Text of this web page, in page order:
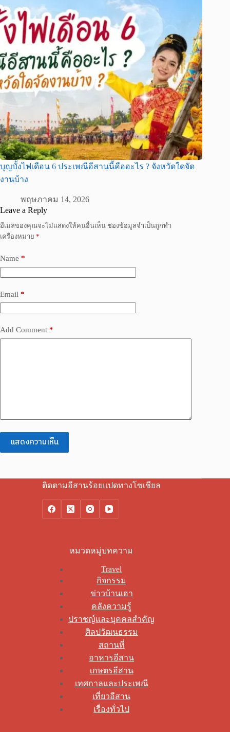
บุญบั้งไฟเดือน 6 ประเพณีอีสานนี้คืออะไร ? จังหวัดใดจัด
งานบ้าง
พฤษภาคม 14, 2026
Leave a Reply
อีเมลของคุณจะไม่แสดงให้คนอื่นเห็น ช่องข้อมูลจำเป็นถูกทำ
เครื่องหมาย *
Name *
Email *
Add Comment *
แสดงความเห็น
ติดตามอีสานร้อยแปดทางโซเชียล
หมวดหมู่บทความ
Travel
กิจกรรม
ข่าวบ้านเฮา
คลังความรู้
ปราชญ์และบุคคลสำคัญ
ศิลปวัฒนธรรม
สถานที่
อาหารอีสาน
เกษตรอีสาน
เทศกาลและประเพณี
เที่ยวอีสาน
เรื่องทั่วไป